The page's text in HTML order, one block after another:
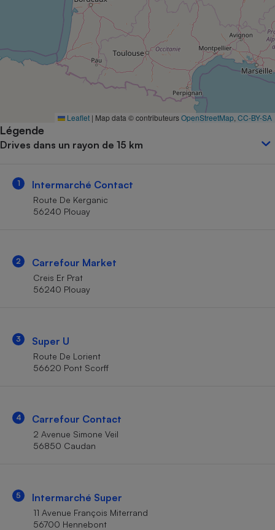
Leaflet | Map data © contributeursOpenStreetMap CC-BY-SA
Légende
Drives dans un rayon de 15 km
1 Intermarché Contact
Route De Kerganic
56240 Plouay
2 Carrefour Market
Creis Er Prat
56240 Plouay
3 Super U
Route De Lorient
56620 Pont Scorff
4 Carrefour Contact
2 Avenue Simone Veil
56850 Caudan
5 Intermarché Super
11 Avenue François Miterrand
56700 Hennebont
Complément
alimentaire
Assurance emprunteur
Banque
Petit électroménager -
Matelas
Mutuelle